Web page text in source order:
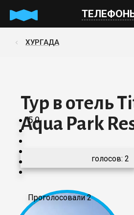
ХУРГАДА
Тур в отель
Aqua Park
5.0
Проголосовали 2
голосов: 2